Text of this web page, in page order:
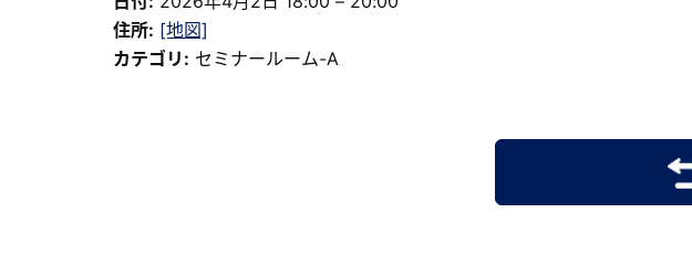
住所: [地図]
カテゴリ: セミナールーム-A